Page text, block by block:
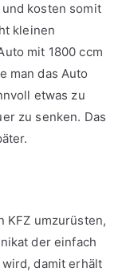
kosten somit
kleinen
mit 1800 ccm
man das Auto
etwas zu
zu senken. Das
KFZ umzurüsten,
der einfach
damit erhält